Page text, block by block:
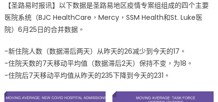
25
日
最
新
数
中
【圣路易时报讯】以下数据是圣路易地区疫情专案组组成的四个主要
医院系统（BJC HealthCare，Mercy，SSM Health和St. Luke医
院）6月25日的合并数据。
-新住院人数（数据滞后两天）从昨天的26减少到今天的17。
-住院天数的7天移动平均值（数据滞后2天）保持不变，为18。
-住院后7天移动平均值从昨天的235下降到今天的231。